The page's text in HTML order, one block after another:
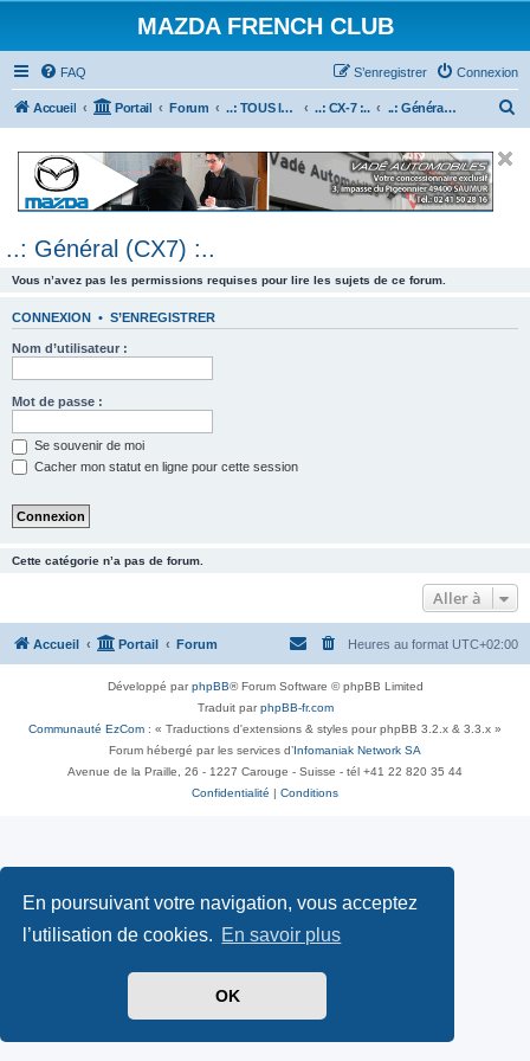
En poursuivant votre navigation, vous acceptez
l’utilisation de cookies. En savoir plus
OK
MAZDA FRENCH CLUB
FAQ Connexion
S’enregistrer
Accueil Portail Forum ..: TOUS les Véhicules MAZDA :.. ..: CX-7 :.. ..: Général (CX7) :..
e
..: Général (CX7) :..
Vous n’avez pas les permissions requises pour lire les sujets de ce forum.
CONNEXION • S’ENREGISTRER
Nom d’utilisateur :
Mot de passe :
Se souvenir de moi
Cacher mon statut en ligne pour cette session
Cette catégorie n’a pas de forum.
Aller à
Accueil Portail Forum Heures au format UTC+02:00
Développé parphpBB® Forum Software © phpBB Limited
Traduit parphpBB-fr.com
Communauté EzCom : « Traductions d'extensions & styles pour phpBB 3.2.x & 3.3.x »
Forum hébergé par les services d’ Infomaniak Network SA
Avenue de la Praille, 26 - 1227 Carouge - Suisse - tél +41 22 820 35 44
Confidentialité
Conditions